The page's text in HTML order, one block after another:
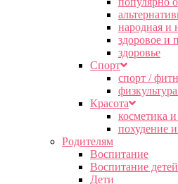
народная и
здоровое и
здоровье
Спорт
спорт /
Красота
косметика
похудение
Родителям
Воспитание
Воспитание детей
Дети